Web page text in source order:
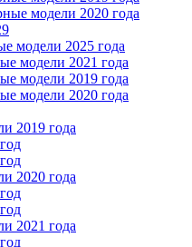
модели 2020 года
модели 2025 года
модели 2021 года
модели 2019 года
модели 2020 года
2019 года
2020 года
2021 года